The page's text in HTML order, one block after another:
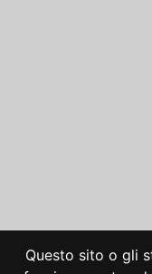
Questo sito o gli